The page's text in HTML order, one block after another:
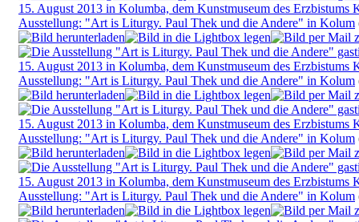
Ausstellung: "Art is Liturgy. Paul Thek und die Andere" in Kolum
Ausstellung: "Art is Liturgy. Paul Thek und die Andere" in Kolum
Ausstellung: "Art is Liturgy. Paul Thek und die Andere" in Kolum
Ausstellung: "Art is Liturgy. Paul Thek und die Andere" in Kolum